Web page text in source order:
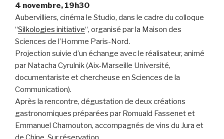
4 novembre, 19h30
Aubervilliers, cinéma le Studio, dans le cadre du colloque
“Silkologies initiative“, organisé par la Maison des
Sciences de l’Homme Paris-Nord.
Projection suivie d’un échange avec le réalisateur, animé
par Natacha Cyrulnik (Aix-Marseille Université,
documentariste et chercheuse en Sciences de la
Communication).
Après la rencontre, dégustation de deux créations
gastronomiques préparées par Romuald Fassenet et
Emmanuel Chamouton, accompagnés de vins du Jura et